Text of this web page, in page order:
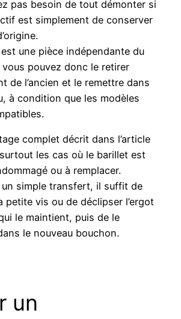
pas besoin de tout démonter si
est simplement de conserver
une pièce indépendante du
pouvez donc le retirer
de l’ancien et le remettre dans
à condition que les modèles
complet décrit dans l’article
les cas où le barillet est
ou à remplacer.
un simple transfert, il suffit de
petite vis ou de déclipser l’ergot
le maintient, puis de le
le nouveau bouchon.
un